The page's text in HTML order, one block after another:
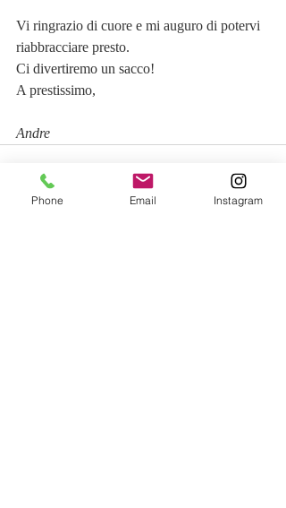
Vi ringrazio di cuore e mi auguro di potervi
riabbracciare presto.
Ci divertiremo un sacco!
A prestissimo,
Andre
Phone Email Instagram